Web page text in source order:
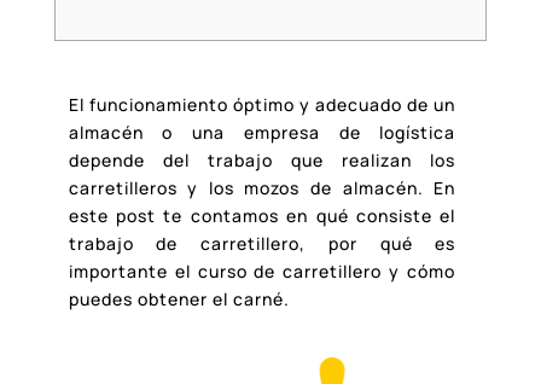
El funcionamiento óptimo y adecuado de un
almacén o una empresa de logística
depende del trabajo que realizan los
carretilleros y los mozos de almacén. En
este post te contamos en qué consiste el
trabajo de carretillero, por qué es
importante el curso de carretillero y cómo
puedes obtener el carné.